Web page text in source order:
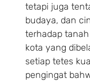
tetapi juga
budaya, dan
terhadap
kota yang
setiap tetes
pengingat